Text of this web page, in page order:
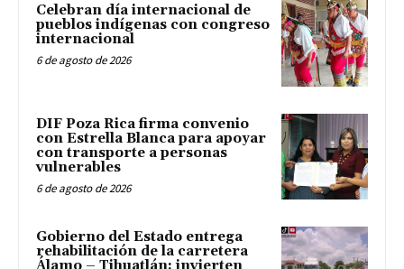
Celebran día internacional de
pueblos indígenas con congreso
internacional
6 de agosto de 2026
DIF Poza Rica firma convenio
con Estrella Blanca para apoyar
con transporte a personas
vulnerables
6 de agosto de 2026
Gobierno del Estado entrega
rehabilitación de la carretera